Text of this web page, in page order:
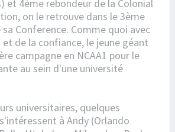
et 4ème rebondeur de la Colonial
on le retrouve dans le 3ème
Conference. Comme quoi avec
de la confiance, le jeune géant
campagne en NCAA1 pour le
au sein d'une université
universitaires, quelques
à Andy (Orlando